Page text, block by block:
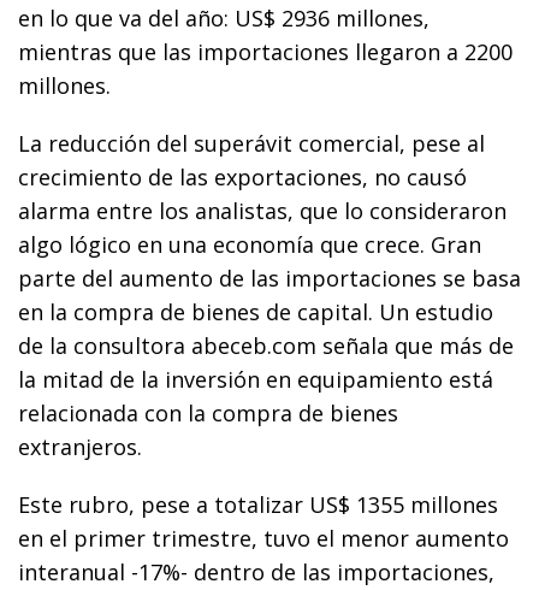
en lo que va del año: US$ 2936 millones,
mientras que las importaciones llegaron a 2200
millones.
La reducción del superávit comercial, pese al
crecimiento de las exportaciones, no causó
alarma entre los analistas, que lo consideraron
algo lógico en una economía que crece. Gran
parte del aumento de las importaciones se basa
en la compra de bienes de capital. Un estudio
de la consultora abeceb.com señala que más de
la mitad de la inversión en equipamiento está
relacionada con la compra de bienes
extranjeros.
Este rubro, pese a totalizar US$ 1355 millones
en el primer trimestre, tuvo el menor aumento
interanual -17%- dentro de las importaciones,